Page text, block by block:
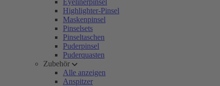
Eyelinerpinsel
Highlighter-Pinsel
Maskenpinsel
Pinselsets
Pinseltaschen
Puderpinsel
Puderquasten
Zubehör
Alle anzeigen
Anspitzer